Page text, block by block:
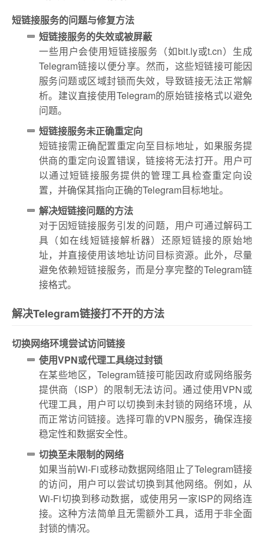
短链接服务的问题与修复方法
短链接服务的失效或被屏蔽
一些用户会使用短链接服务（如bit.ly或t.cn）生成
Telegram链接以便分享。然而，这些短链接可能因
服务问题或区域封锁而失效，导致链接无法正常解
析。建议直接使用Telegram的原始链接格式以避免
问题。
短链接服务未正确重定向
短链接需正确配置重定向至目标地址，如果服务提
供商的重定向设置错误，链接将无法打开。用户可
以通过短链接服务提供的管理工具检查重定向设
置，并确保其指向正确的Telegram目标地址。
解决短链接问题的方法
对于因短链接服务引发的问题，用户可通过解码工
具（如在线短链接解析器）还原短链接的原始地
址，并直接使用该地址访问目标资源。此外，尽量
避免依赖短链接服务，而是分享完整的Telegram链
接格式。
解决Telegram链接打不开的方法
切换网络环境尝试访问链接
使用VPN或代理工具绕过封锁
在某些地区，Telegram链接可能因政府或网络服务
提供商（ISP）的限制无法访问。通过使用VPN或
代理工具，用户可以切换到未封锁的网络环境，从
而正常访问链接。选择可靠的VPN服务，确保连接
稳定性和数据安全性。
切换至未限制的网络
如果当前Wi-Fi或移动数据网络阻止了Telegram链接
的访问，用户可以尝试切换到其他网络。例如，从
Wi-Fi切换到移动数据，或使用另一家ISP的网络连
接。这种方法简单且无需额外工具，适用于非全面
封锁的情况。